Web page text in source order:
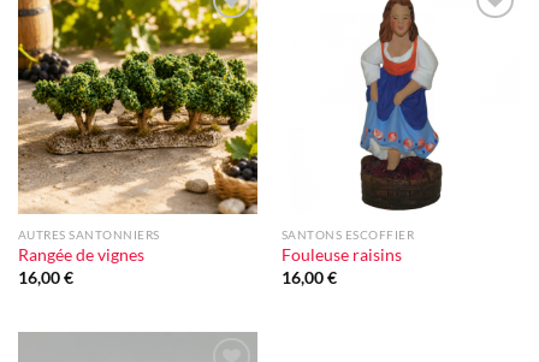
Ajouter
à la liste
d'envie
AUTRES SANTONNIERS
Rangée de vignes
16,00€
SANTONS ESCOFFIER
Fouleuse raisins
16,00€